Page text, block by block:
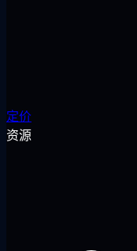
定价
资源